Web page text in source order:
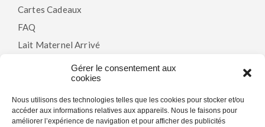
Gérer le consentement aux
cookies
Nous utilisons des technologies telles que les cookies pour stocker et/ou
accéder aux informations relatives aux appareils. Nous le faisons pour
améliorer l’expérience de navigation et pour afficher des publicités
Cartes Cadeaux
FAQ
Lait Maternel Arrivé
Modalités & Conditions